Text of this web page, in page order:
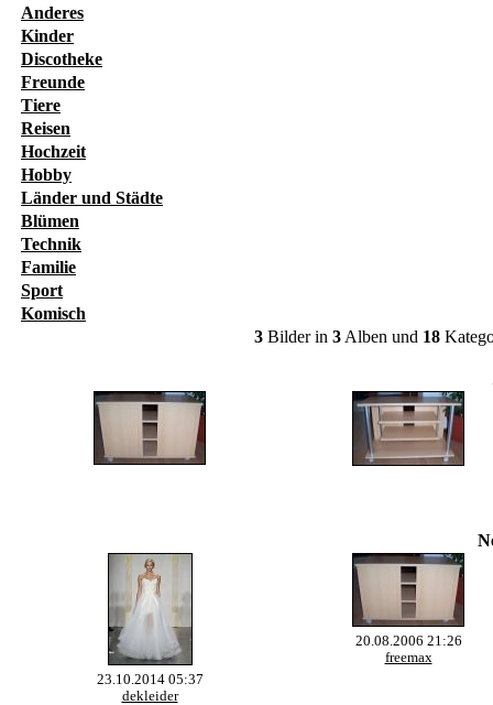
Anderes
Kinder
Discotheke
Freunde
Tiere
Reisen
Hochzeit
Hobby
Länder und Städte
Blümen
Technik
Familie
Sport
Komisch
3 Bilder in 3 Alben und 18
23.10.2014 05:37
dekleider
20.08.2006 21:26
freemax